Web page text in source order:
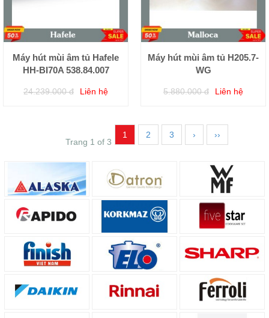
Máy hút mùi âm tủ Hafele
HH-BI70A 538.84.007
24.239.000 đ Liên hệ
Máy hút mùi âm tủ H205.7-
WG
5.880.000 đ Liên hệ
Trang 1 of 3
1 2 3 › ››